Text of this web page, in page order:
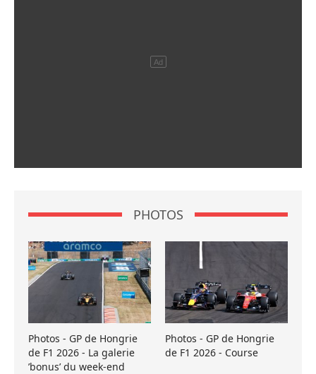
PHOTOS
Photos - GP de Hongrie
de F1 2026 - La galerie
’bonus’ du week-end
Photos - GP de Hongrie
de F1 2026 - Course